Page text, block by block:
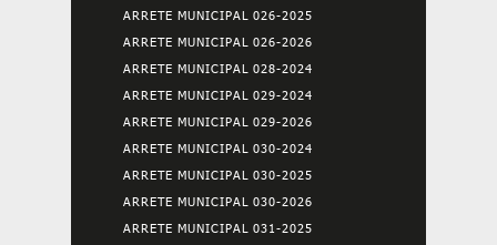
ARRETE MUNICIPAL 026-2025
ARRETE MUNICIPAL 026-2026
ARRETE MUNICIPAL 028-2024
ARRETE MUNICIPAL 029-2024
ARRETE MUNICIPAL 029-2026
ARRETE MUNICIPAL 030-2024
ARRETE MUNICIPAL 030-2025
ARRETE MUNICIPAL 030-2026
ARRETE MUNICIPAL 031-2025